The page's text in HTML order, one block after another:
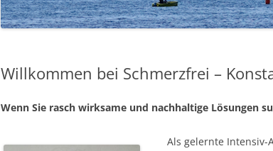
Willkommen bei Schmerzfrei –
Wenn Sie rasch wirksame und nachhaltige Lösungen
Als gelernte Intensiv-